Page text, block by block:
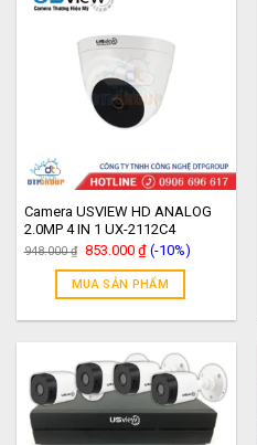
Camera USVIEW HD ANALOG
2.0MP 4 IN 1 UX-2112C4
948.000₫ Giá
là:
948.000 ₫.
853.000 ₫Giá
hiện
tại
là:
(-10%)
MUA SẢN PHẨM